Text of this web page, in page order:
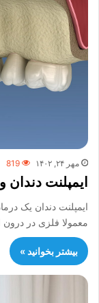
مهر ۲۴, ۱۴۰۲ 819
ایمپلنت دندان
ایمپلنت دندان یک
معمولا فلزی در
بیشتر بخوانید »